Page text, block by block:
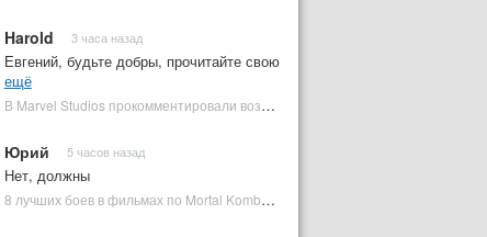
Harold 3 часа назад
Евгений, будьте добры, прочитайте свою
ещё
В Marvel Studios прокомментировали возвращение Канга на экраны | Plugged In Ru
Юрий 5 часов назад
Нет, должны
8 лучших боев в фильмах по Mortal Kombat: от «Смертельной битвы» до «Мортал Комбат 2» | Plugged In Ru